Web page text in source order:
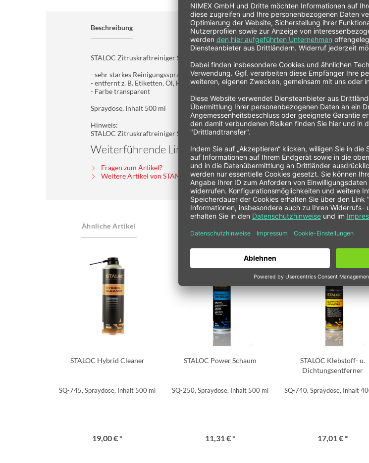
Beschreibung
STALOC Zitruskraftreiniger SQ-245
- sehr starkes Reinigungsspray zum Entfetten und Reinigen von stark verschmutzten
- entfernt z. B. Etiketten, Öl, Harz, Filzstifte, Teer, sowie Klebstoffreste, oder frische PU-
- Farbe transparent
Spraydose, Inhalt 500 ml
Hinweis:
STALOC Zitruskraftreiniger SQ-245 ist nicht leitend, nicht korrosiv und hinterlässt keine
Weiterführende Links zu "STALOC Zitruskraftreiniger"
Fragen zum Artikel?
Weitere Artikel von STANKOVSKY Handels GmbH
Ähnliche Artikel
STALOC Hybrid Cleaner
SQ-745, Spraydose, Inhalt 500 ml
19,00 € *
STALOC Power Schaum
SQ-250, Spraydose, Inhalt 500 ml
11,31 € *
STALOC Klebstoff- u.
Dichtungsentferner
SQ-740, Spraydose, Inhalt
17,01 € *